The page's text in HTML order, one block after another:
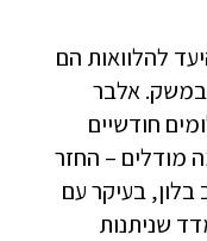
להלוואות הם
אלבר
חודשיים
מודלים – החזר
בלון, בעיקר עם
שניתנות